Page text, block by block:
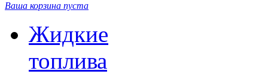
Ваша корзина пуста
Жидкие
топлива